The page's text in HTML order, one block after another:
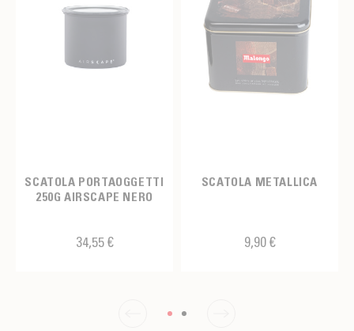
SCATOLA PORTAOGGETTI
250G AIRSCAPE NERO
34,55 €
SCATOLA METALLICA
9,90 €